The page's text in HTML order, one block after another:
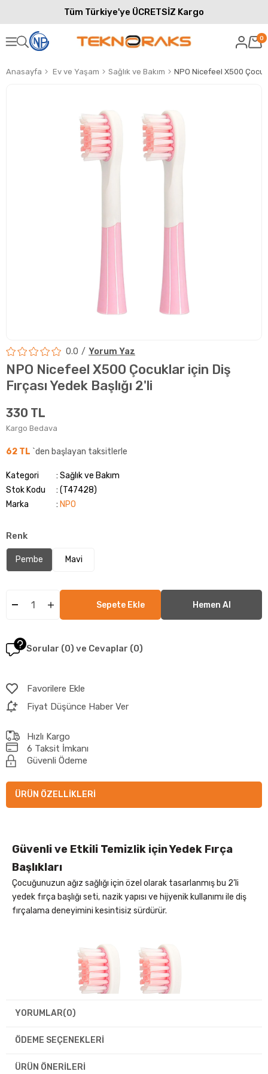
Tüm Türkiye'ye ÜCRETSİZ Kargo
0
Anasayfa Ev ve Yaşam Sağlık ve Bakım
0.0 Yorum Yaz
NPO Nicefeel X500 Çocuklar için Diş
Fırçası Yedek Başlığı 2'li
330 TL
Kargo Bedava
62 TL `den başlayan taksitlerle
Kategori
Sağlık ve Bakım
Stok Kodu
(T47428)
Marka
: NPO
Renk
Pembe Mavi
Sorular (0) ve Cevaplar (0)
Favorilere Ekle
Fiyat Düşünce Haber Ver
Hızlı Kargo
6 Taksit İmkanı
Güvenli Ödeme
ÜRÜN ÖZELLIKLERI
Güvenli ve Etkili Temizlik için Yedek Fırça
Başlıkları
Çocuğunuzun ağız sağlığı için özel olarak tasarlanmış bu 2’li
yedek fırça başlığı seti, nazik yapısı ve hijyenik kullanımı ile diş
fırçalama deneyimini kesintisiz sürdürür.
YORUMLAR(0)
ÖDEME SEÇENEKLERI
ÜRÜN ÖNERILERI